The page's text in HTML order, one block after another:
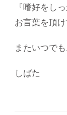
『嗜好をし
お言葉を頂
またいつで
しばた